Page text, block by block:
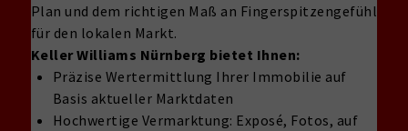
Plan und dem richtigen Maß an Fingerspitzengefühl
für den lokalen Markt.
Keller Williams Nürnberg bietet Ihnen:
Präzise Wertermittlung Ihrer Immobilie auf
Basis aktueller Marktdaten
Hochwertige Vermarktung: Exposé, Fotos, auf